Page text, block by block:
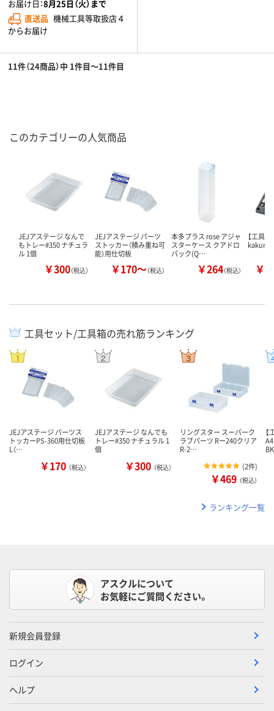
お届け日：8月25日（火）まで
直送品 機械工具等取扱店４
からお届け
11件（24商品）中 1件目～11件目
このカテゴリーの人気商品
JEJアステージ なんで
もトレー#350 ナチュラ
ル 1個
￥300（税込）
JEJアステージ パーツ
ストッカー（積み重ね可
能）用仕切板
￥170～（税込）
本多プラス rose アジャ
スターケース クアドロ
パック(Q…
￥264（税込）
【工具
kakuri
￥
工具セット/工具箱の売れ筋ランキング
JEJアステージ パーツス
トッカーPS-360用仕切板
L（…
￥170 （税込）
JEJアステージ なんでも
トレー#350 ナチュラル 1
個
￥300 （税込）
リングスター スーパーク
ラブパーツ Rー240クリア
R-2…
(2件)
￥469 （税込）
ランキング一覧
アスクルについて
お気軽にご質問ください。
新規会員登録
ログイン
ヘルプ